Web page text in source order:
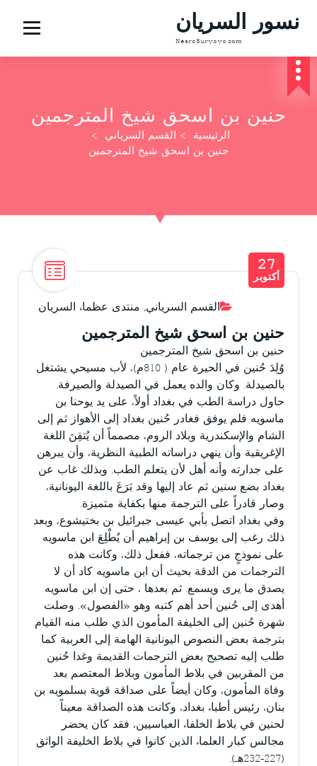
ج
نسور السريان
NesroSuryoyo.com
حنين بن اسحق شيخ المترجمين
الرئيسية > القسم السرياني >
حنين بن اسحق شيخ المترجمين
القسم السرياني, منتدى عظماء السريان
27
أكتوبر
حنين بن اسحق شيخ المترجمين
حنين بن اسحق شيخ المترجمين
وُلِدَ حُنين في الحيرة عام ( 810م)، لأب مسيحي يشتغل
بالصيدلة. وكان والده يعمل في الصيدلة والصيرفة.
حاول دراسة الطب في بغداد أولاً، على يد يوحنا بن
ماسويه فلم يوفق فغادر حُنين بغداد إلى الأهواز ثم إلى
الشام والإسكندرية وبلاد الروم، مصمماً أن يُتقِنَ اللغة
الإغريقية وأن ينهي دراساته الطبية النظرية، وأن يبرهن
على جدارته وأنه أهل لأن يتعلم الطب. وبذلك غاب عن
بغداد بضع سنين ثم عاد إليها وقد بَرَعَ باللغة اليونانية،
وصار قادراً على الترجمة منها بكفاية متميزة.
وفي بغداد اتصل بأبي عيسى جبرائيل بن بختيشوع، وبعد
ذلك رغب إلى يوسف بن إبراهيم أن يُطْلِعَ ابن ماسويه
على نموذجٍ من ترجماته، ففعل ذلك، وكانت هذه
الترجمات من الدقة بحيث أن ابن ماسويه كاد أن لا
يصدق ما يرى ويسمع. ثم بعدها ، حتى إن ابن ماسويه
أهدى إلى حُنين أحد أهم كتبه وهو «الفصول». وصلت
شهرة حُنين إلى الخليفة المأمون الذي طلب منه القيام
بترجمة بعض النصوص اليونانية الهامة إلى العربية كما
طلب إليه تصحيح بعض الترجمات القديمة وغدا حُنين
من المقربين في بلاط المأمون وبلاط المعتصم بعد
وفاة المأمون، وكان أيضاً على صداقة قوية بسلمويه بن
بنان، رئيس أطباء بغداد، وكانت هذه الصداقة معيناً
لحنين في بلاط الخلفاء العباسيين، فقد كان يحضر
مجالس كبار العلماء الذين كانوا في بلاط الخليفة الواثق
(227-232هـ).